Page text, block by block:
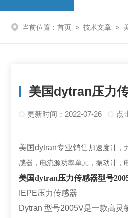
当前位置： 首页 > 技术文章 >
美国dytran压力
更新时间：2022-07-26 点
美国dytran专业销售 加速度计，
感器，电流源功率单元，振动计，
美国dytran压力传感器型号
IEPE压力传感器
Dytran 型号2005V是一款高灵